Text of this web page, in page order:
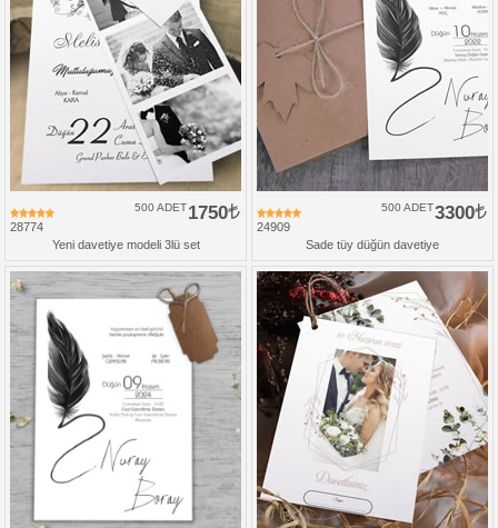
28774
1750
500 ADET
Yeni davetiye modeli 3lü set
24909
3300
500 ADET
Sade tüy düğün davetiye